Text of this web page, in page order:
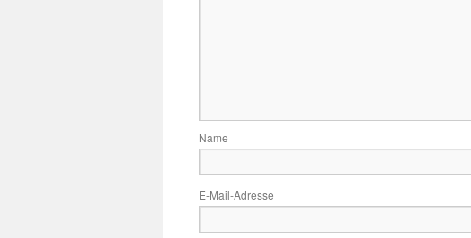
Name
E-Mail-Adresse